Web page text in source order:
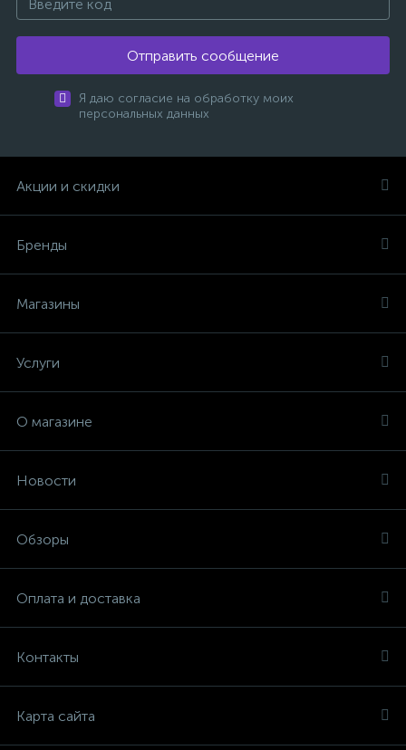
Отправить сообщение
Я даю согласие на обработку моих
персональных данных
Акции и скидки
Бренды
Магазины
Услуги
О магазине
Новости
Обзоры
Оплата и доставка
Контакты
Карта сайта